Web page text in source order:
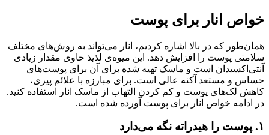
خواص انار برای پوست
همان‌طور که در بالا اشاره کردیم، انار می‌تواند به روش‌های مختلف
سلامتی پوست را افزایش دهد. این میوه‌ی لذیذ حاوی مقدار زیادی
آنتی‌اکسیدان است و ماسک تهیه شده برای آن برای پوست‌های
حساس و مستعد آکنه عالی است. برای مبارزه با علائم پیری،
کاهش لک‌های پوست و کم کردن التهاب از ماسک انار استفاده کنید‌.
در ادامه خواص انار برای پوست آورده شده است.
۱. پوست را هیدراته نگه می‌دارد